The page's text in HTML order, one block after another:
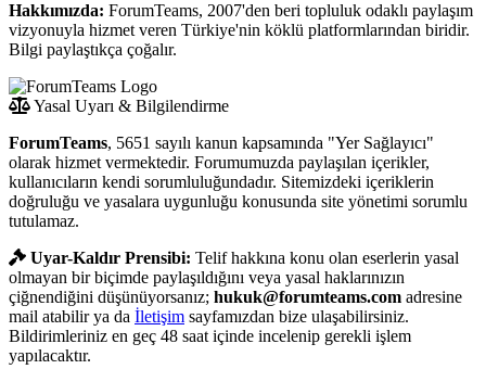
Hakkımızda: ForumTeams, 2007'den beri topluluk odaklı paylaşım
vizyonuyla hizmet veren Türkiye'nin köklü platformlarından biridir.
Bilgi paylaştıkça çoğalır.
Yasal Uyarı & Bilgilendirme
ForumTeams, 5651 sayılı kanun kapsamında "Yer Sağlayıcı"
olarak hizmet vermektedir. Forumumuzda paylaşılan içerikler,
kullanıcıların kendi sorumluluğundadır. Sitemizdeki içeriklerin
doğruluğu ve yasalara uygunluğu konusunda site yönetimi sorumlu
tutulamaz.
Uyar-Kaldır Prensibi: Telif hakkına konu olan eserlerin yasal
olmayan bir biçimde paylaşıldığını veya yasal haklarınızın
çiğnendiğini düşünüyorsanız; hukuk@forumteams.com adresine
mail atabilir ya da İletişim sayfamızdan bize ulaşabilirsiniz.
Bildirimleriniz en geç 48 saat içinde incelenip gerekli işlem
yapılacaktır.